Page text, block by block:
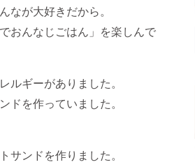
なが大好きだから。
おんなじごはん」を楽しんで
ギーがありました。
を作っていました。
ンドを作りました。